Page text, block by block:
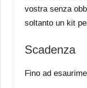
vostra senza
soltanto un kit
Scadenza
Fino ad